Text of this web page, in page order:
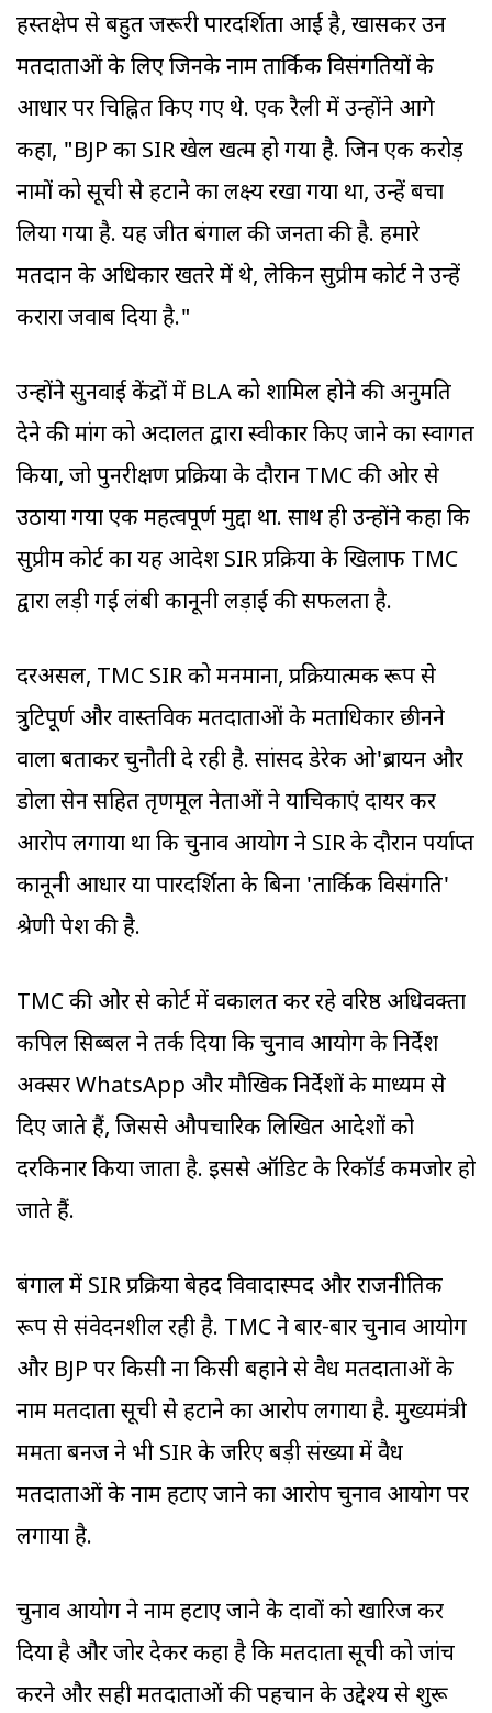
हस्तक्षेप से बहुत जरूरी पारदर्शिता आई है, खासकर उन
मतदाताओं के लिए जिनके नाम तार्किक विसंगतियों के
आधार पर चिह्नित किए गए थे. एक रैली में उन्होंने आगे
कहा, "BJP का SIR खेल खत्म हो गया है. जिन एक करोड़
नामों को सूची से हटाने का लक्ष्य रखा गया था, उन्हें बचा
लिया गया है. यह जीत बंगाल की जनता की है. हमारे
मतदान के अधिकार खतरे में थे, लेकिन सुप्रीम कोर्ट ने उन्हें
करारा जवाब दिया है."
उन्होंने सुनवाई केंद्रों में BLA को शामिल होने की अनुमति
देने की मांग को अदालत द्वारा स्वीकार किए जाने का स्वागत
किया, जो पुनरीक्षण प्रक्रिया के दौरान TMC की ओर से
उठाया गया एक महत्वपूर्ण मुद्दा था. साथ ही उन्होंने कहा कि
सुप्रीम कोर्ट का यह आदेश SIR प्रक्रिया के खिलाफ TMC
द्वारा लड़ी गई लंबी कानूनी लड़ाई की सफलता है.
दरअसल, TMC SIR को मनमाना, प्रक्रियात्मक रूप से
त्रुटिपूर्ण और वास्तविक मतदाताओं के मताधिकार छीनने
वाला बताकर चुनौती दे रही है. सांसद डेरेक ओ'ब्रायन और
डोला सेन सहित तृणमूल नेताओं ने याचिकाएं दायर कर
आरोप लगाया था कि चुनाव आयोग ने SIR के दौरान पर्याप्त
कानूनी आधार या पारदर्शिता के बिना 'तार्किक विसंगति'
श्रेणी पेश की है.
TMC की ओर से कोर्ट में वकालत कर रहे वरिष्ठ अधिवक्ता
कपिल सिब्बल ने तर्क दिया कि चुनाव आयोग के निर्देश
अक्सर WhatsApp और मौखिक निर्देशों के माध्यम से
दिए जाते हैं, जिससे औपचारिक लिखित आदेशों को
दरकिनार किया जाता है. इससे ऑडिट के रिकॉर्ड कमजोर हो
जाते हैं.
बंगाल में SIR प्रक्रिया बेहद विवादास्पद और राजनीतिक
रूप से संवेदनशील रही है. TMC ने बार-बार चुनाव आयोग
और BJP पर किसी ना किसी बहाने से वैध मतदाताओं के
नाम मतदाता सूची से हटाने का आरोप लगाया है. मुख्यमंत्री
ममता बनर्जी ने भी SIR के जरिए बड़ी संख्या में वैध
मतदाताओं के नाम हटाए जाने का आरोप चुनाव आयोग पर
लगाया है.
चुनाव आयोग ने नाम हटाए जाने के दावों को खारिज कर
दिया है और जोर देकर कहा है कि मतदाता सूची को जांच
करने और सही मतदाताओं की पहचान के उद्देश्य से शुरू